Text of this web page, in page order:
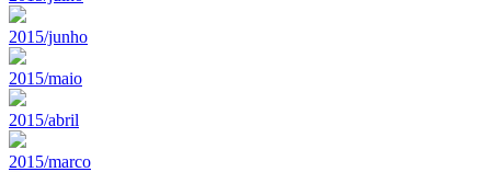
2015/junho
2015/maio
2015/abril
2015/marco